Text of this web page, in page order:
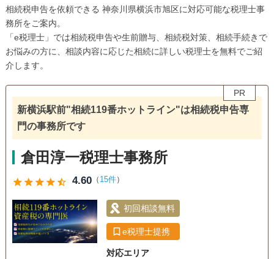
横浜市戸塚区（98）
横浜市中区（423）
横浜市西区（178）
横浜市緑区（71） 横浜市南区（134）
相続税申告を依頼できる 神奈川県横浜市旭区に対応可能な税理士事
務所をご案内。
「e税理士」では相続税申告や生前贈与、相続税対策、相続手続きで
お悩みの方に、相談内容に応じた相続に詳しい税理士を無料でご紹
介します。
PR
新横浜駅前"相続119番ホットライン"は相続税申告専
門の事務所です
倉田淳一税理士事務所
starstarstarstarstar_half 4.60（ 15件）
初回相談無料
e税理士提携
対応エリア